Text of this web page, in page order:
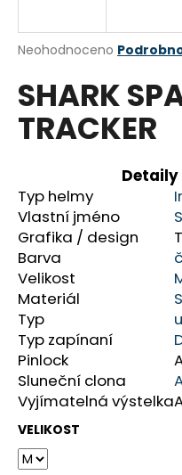
Průměrné
produktu
je
0,0
Neohodnoceno
SHARK
TRACKER
Typ helmy
Vlastní jméno
Grafika / design
Barva
Velikost
Materiál
Typ
Typ zapínaní
Pinlock
Sluneční clona
Vyjímatelná výstelka
VELIKOST
j
t
?
D
o
p
o
r
u
č
u
j
e